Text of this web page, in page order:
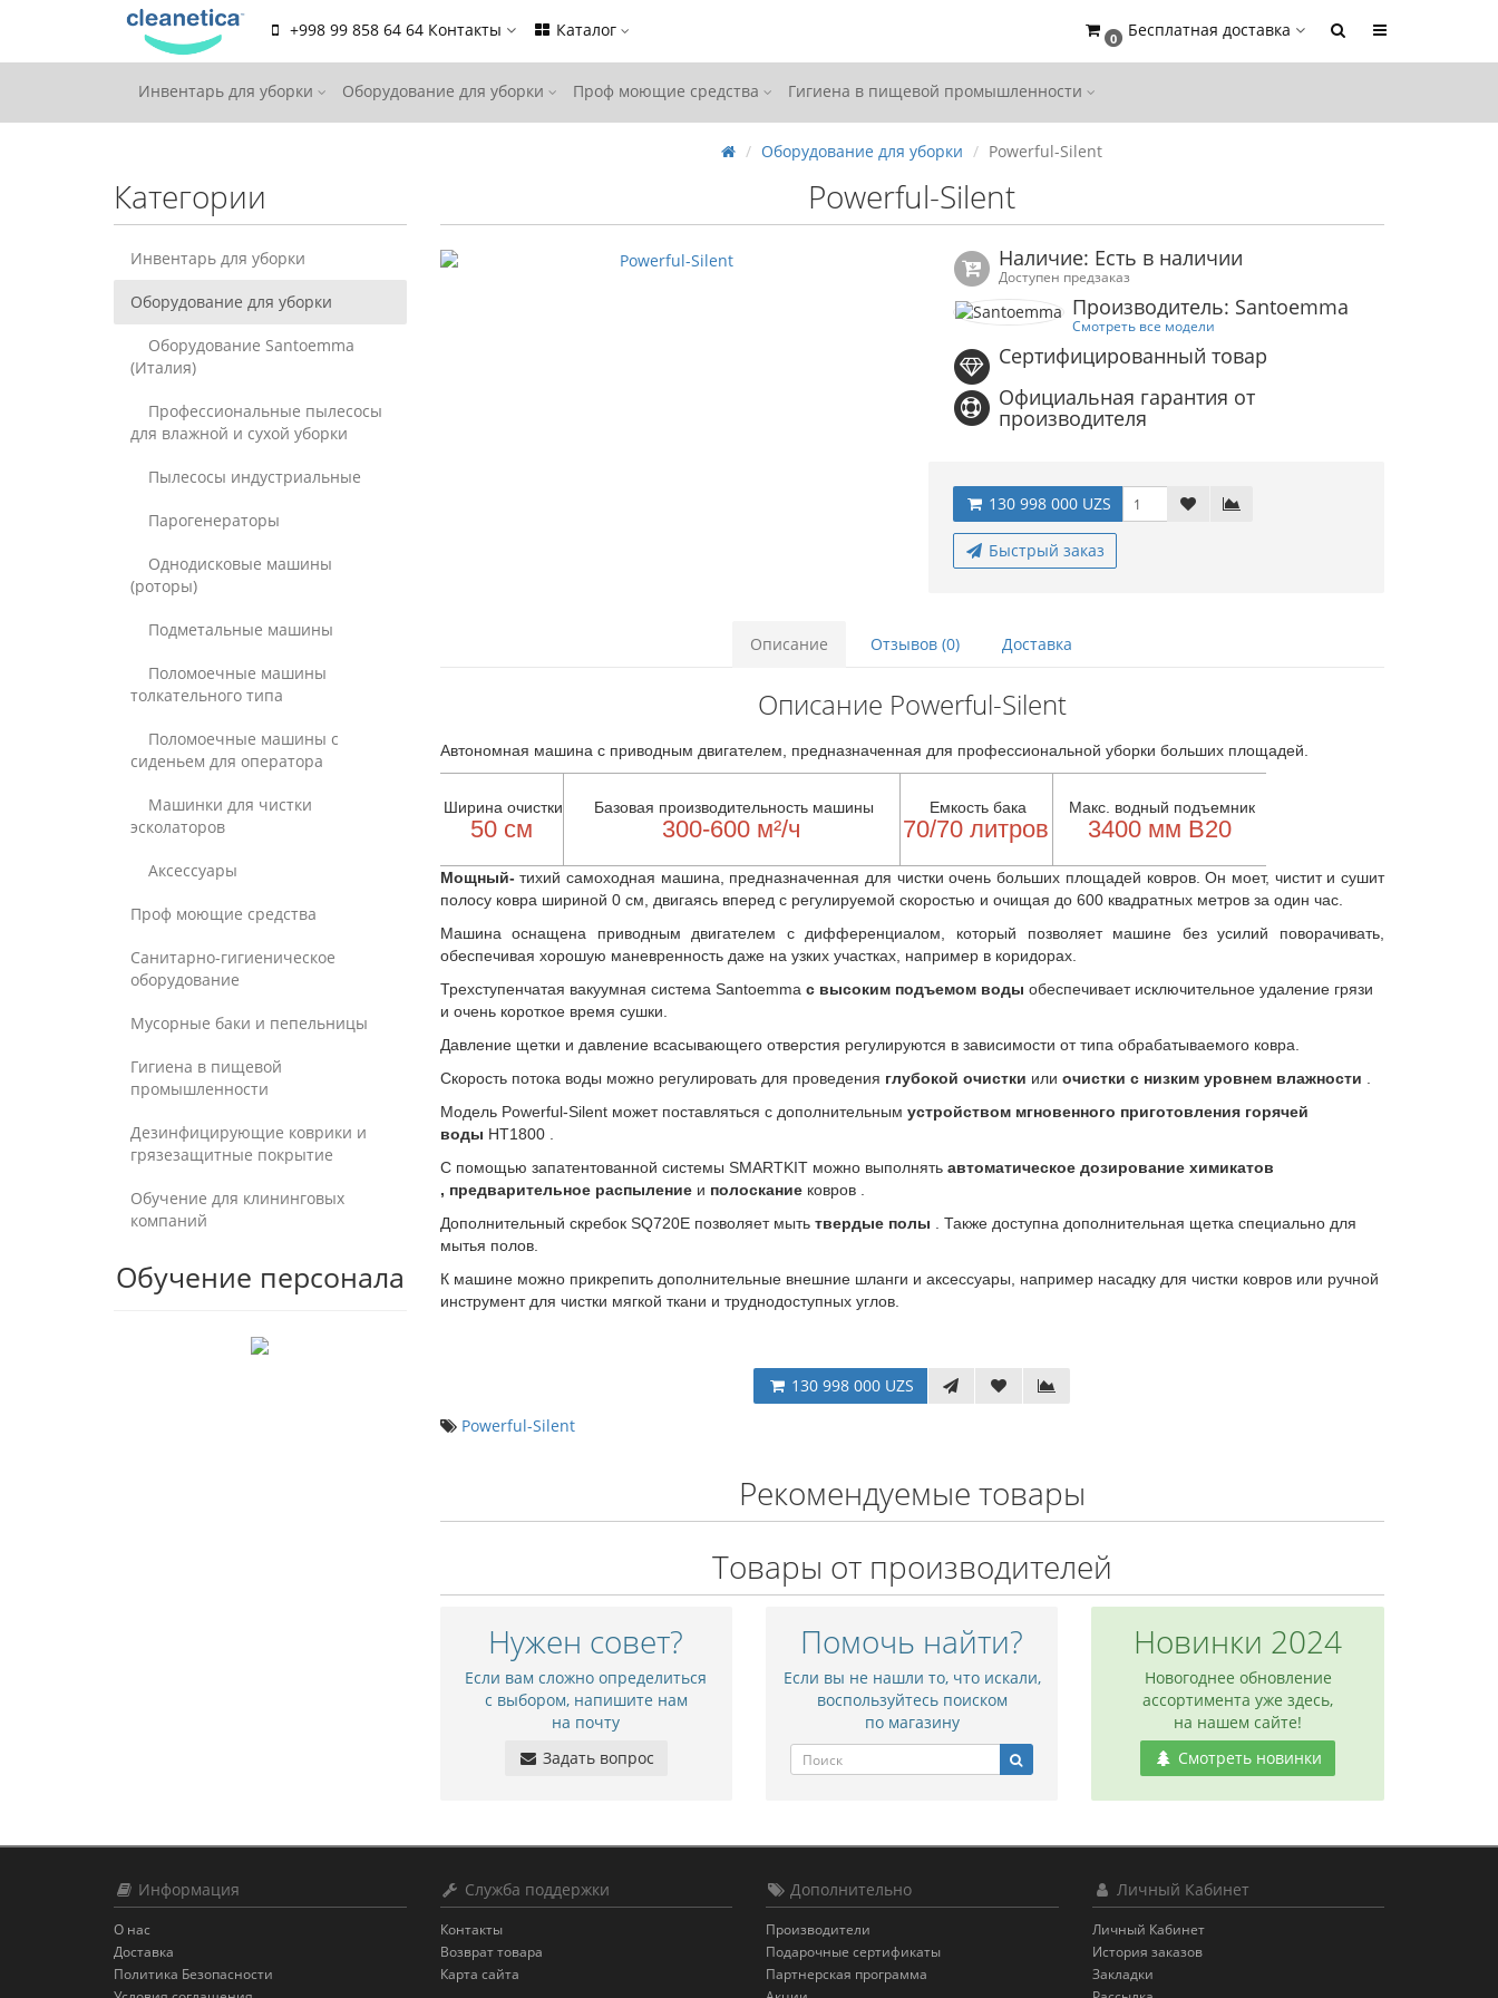
+998 99 858 64 64 Контакты Каталог 0 Бесплатная доставка
Инвентарь для уборки Оборудование для уборки Проф моющие средства Гигиена в пищевой промышленности
Категории
Инвентарь для уборки
Оборудование для уборки
Оборудование Santoemma
(Италия)
Профессиональные пылесосы
для влажной и сухой уборки
Пылесосы индустриальные
Парогенераторы
Однодисковые машины
(роторы)
Подметальные машины
Поломоечные машины
толкательного типа
Поломоечные машины с
сиденьем для оператора
Машинки для чистки
эсколаторов
Аксессуары
Проф моющие средства
Санитарно-гигиеническое
оборудование
Мусорные баки и пепельницы
Гигиена в пищевой
промышленности
Дезинфицирующие коврики и
грязезащитные покрытие
Обучение для клининговых
компаний
Обучение персонала
Оборудование для уборки Powerful-Silent
Powerful-Silent
Наличие: Есть в наличии
Доступен предзаказ
Производитель: Santoemma
Смотреть все модели
Сертифицированный товар
Официальная гарантия от
производителя
130 998 000 UZS
Быстрый заказ
Описание Отзывов (0) Доставка
Описание Powerful-Silent
Автономная машина с приводным двигателем, предназначенная для профессиональной уборки больших площадей.
Ширина очистки
50 см
Базовая производительность машины
300-600 м²/ч
Емкость бака
70/70 литров
Макс. водный подъемник
3400 мм В20
Мощный- тихий самоходная машина, предназначенная для чистки очень больших площадей ковров. Он моет, чистит и сушит
полосу ковра шириной 0 см, двигаясь вперед с регулируемой скоростью и очищая до 600 квадратных метров за один час.
Машина оснащена приводным двигателем с дифференциалом, который позволяет машине без усилий поворачивать,
обеспечивая хорошую маневренность даже на узких участках, например в коридорах.
Трехступенчатая вакуумная система Santoemma с высоким подъемом воды обеспечивает исключительное удаление грязи
и очень короткое время сушки.
Давление щетки и давление всасывающего отверстия регулируются в зависимости от типа обрабатываемого ковра.
Скорость потока воды можно регулировать для проведения глубокой очистки или очистки с низким уровнем влажности .
Модель Powerful-Silent может поставляться с дополнительным устройством мгновенного приготовления горячей
воды HT1800 .
С помощью запатентованной системы SMARTKIT можно выполнять автоматическое дозирование химикатов
, предварительное распылениеи полосканиековров .
Дополнительный скребок SQ720E позволяет мыть твердые полы . Также доступна дополнительная щетка специально для
мытья полов.
К машине можно прикрепить дополнительные внешние шланги и аксессуары, например насадку для чистки ковров или ручной
инструмент для чистки мягкой ткани и труднодоступных углов.
130 998 000 UZS
Powerful-Silent
Рекомендуемые товары
Товары от производителей
Нужен совет?
Если вам сложно определиться
с выбором, напишите нам
на почту
Задать вопрос
Помочь найти?
Если вы не нашли то, что искали,
воспользуйтесь поиском
по магазину
Новинки 2024
Новогоднее обновление
ассортимента уже здесь,
на нашем сайте!
Смотреть новинки
Информация
О нас
Доставка
Политика Безопасности
Служба поддержки
Контакты
Возврат товара
Карта сайта
Дополнительно
Производители
Подарочные сертификаты
Партнерская программа
Личный Кабинет
Личный Кабинет
История заказов
Закладки